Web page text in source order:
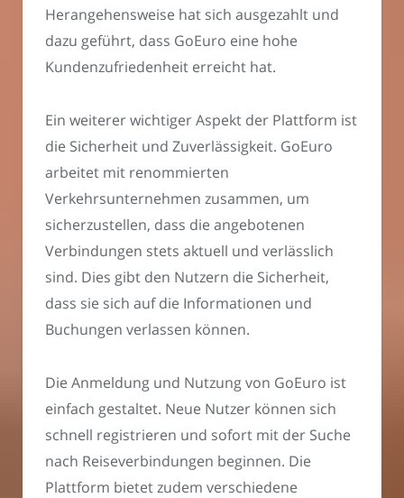
Herangehensweise hat sich ausgezahlt und
dazu geführt, dass GoEuro eine hohe
Kundenzufriedenheit erreicht hat.
Ein weiterer wichtiger Aspekt der Plattform ist
die Sicherheit und Zuverlässigkeit. GoEuro
arbeitet mit renommierten
Verkehrsunternehmen zusammen, um
sicherzustellen, dass die angebotenen
Verbindungen stets aktuell und verlässlich
sind. Dies gibt den Nutzern die Sicherheit,
dass sie sich auf die Informationen und
Buchungen verlassen können.
Die Anmeldung und Nutzung von GoEuro ist
einfach gestaltet. Neue Nutzer können sich
schnell registrieren und sofort mit der Suche
nach Reiseverbindungen beginnen. Die
Plattform bietet zudem verschiedene